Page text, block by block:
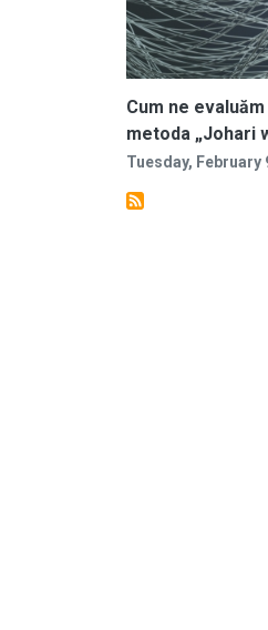
Cum ne
metoda „Johari
Tuesday, February